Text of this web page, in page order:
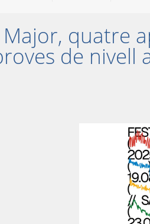
quatre
de nivell